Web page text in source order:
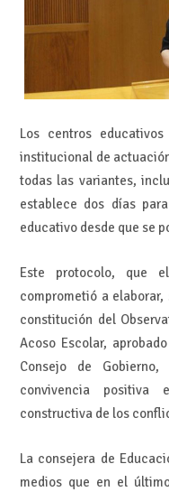
Los centros
institucional de
todas las variantes,
establece dos días
educativo desde que se
Este protocolo, que
comprometió a
constitución del
Acoso Escolar,
Consejo de
convivencia
constructiva de los
La consejera de
medios que en el